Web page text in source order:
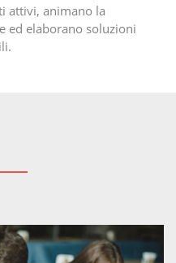
attivi, animano la
ed elaborano soluzioni